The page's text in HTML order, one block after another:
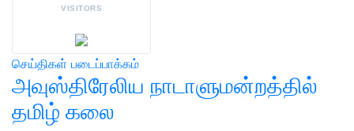
VISITORS
செய்திகள் படைப்பாக்கம்
அவுஸ்திரேலிய நாடாளுமன்றத்தில்
தமிழ் கலை